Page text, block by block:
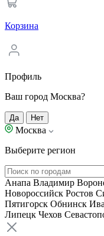
Корзина
Профиль
Ваш город Москва?
Да Нет
Москва
Выберите регион
Анапа Владимир
Новороссийск Ростов
Пятигорск Обнинск
Липецк Чехов